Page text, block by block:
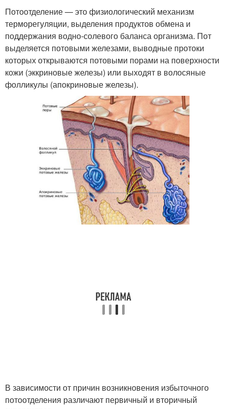
Потоотделение — это физиологический механизм
терморегуляции, выделения продуктов обмена и
поддержания водно-солевого баланса организма. Пот
выделяется потовыми железами, вы­вод­ные про­то­ки
которых от­кры­ва­ют­ся по­то­вы­ми по­ра­ми на по­верх­ности
ко­жи (эккриновые железы) или выходят в во­ло­ся­ные
фол­ли­ку­лы (апокриновые железы).
В зависимости от причин возникновения избыточного
потоотделения различают первичный и вторичный